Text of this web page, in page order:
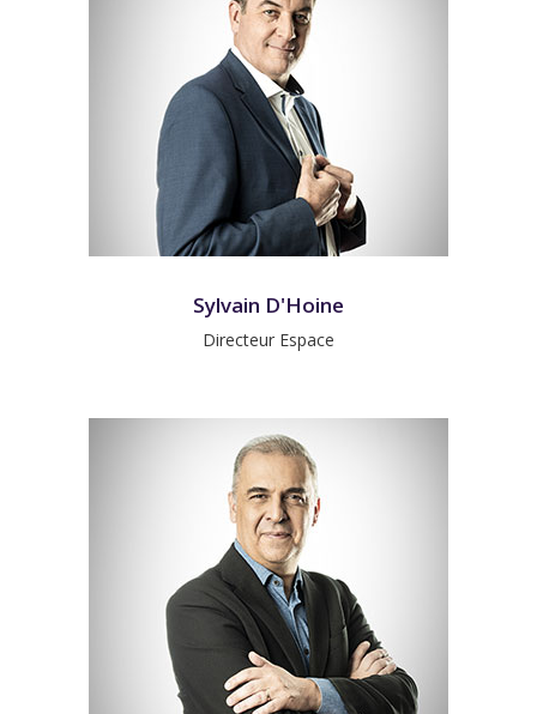
Sylvain D'Hoine
Directeur Espace